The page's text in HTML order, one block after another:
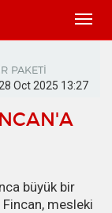
PAKETİ
28 Oct 2025 13:27
büyük bir
mesleki